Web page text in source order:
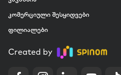
კომერციული შესყიდვები
ფილიალები
Created by